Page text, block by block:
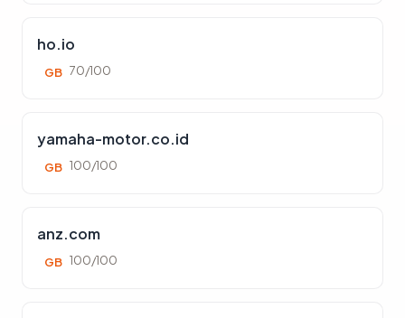
ho.io
GB 70/100
yamaha-motor.co.id
GB 100/100
anz.com
GB 100/100